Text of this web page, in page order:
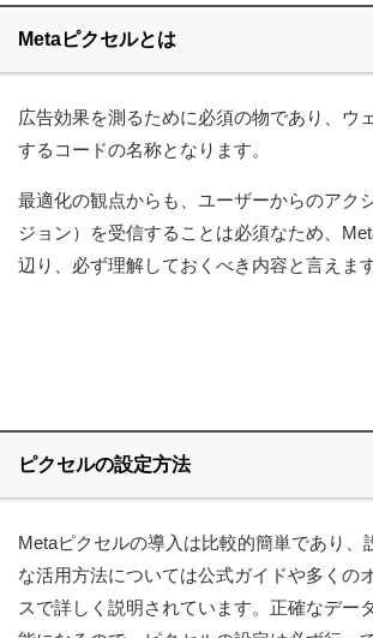
Metaピクセルとは
広告効果を測るために必須の物であり、ウ
するコードの名称となります。
最適化の観点からも、ユーザーからのアク
ジョン）を受信することは必須なため、
辺り、必ず理解しておくべき内容と言えます
ピクセルの設定方法
Metaピクセルの導入は比較的簡単であり、
な活用方法については公式ガイドや多くの
スで詳しく説明されています。正確なデー